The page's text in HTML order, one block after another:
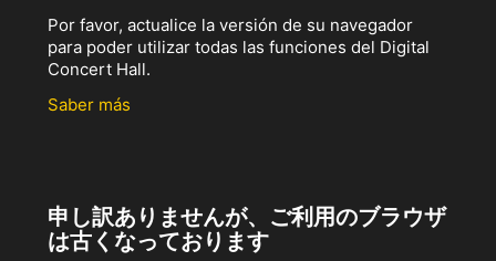
Por favor, actualice la versión de su navegador
para poder utilizar todas las funciones del Digital
Concert Hall.
Saber más
申し訳ありませんが、ご利用のブラウザ
は古くなっております